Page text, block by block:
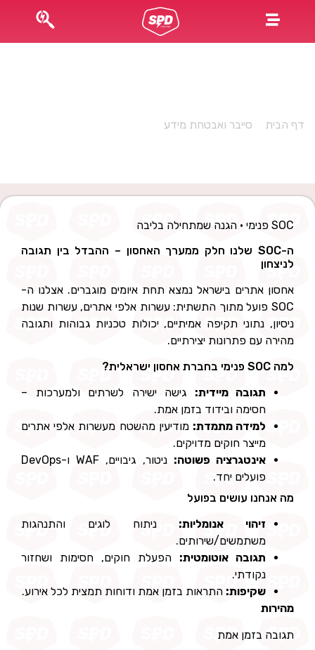
דף הבית
סייבר ואבטחת מידע
SOC פנימי • הגנה שמתחילה בליבה
ה-SOC שלנו חלק ממערך האחסון – ההבדל בין תגובה
לניצחון
אחסון אתרים בישראל נמצא תחת איומים מוגברים. אצלנו ה-
SOC פועל מתוך התשתית: עשרות אלפי אתרים, עשרות שנות
ניסיון, נתוני תקיפה אמיתיים, יכולות טכניות גבוהות ותגובה
מהירה עם פתרונות יצירתיים.
למה SOC פנימי בחברת אחסון ישראלית?
תגובה מיידית: גישה ישירה לשרתים ולמערכות –
חסימה ובידוד בזמן אמת.
למידה מתמדת: מודיעין מהשטח מעשרות אלפי אתרים
מייצר חוקים מדויקים.
אינטגרציה פשוטה:
ניטור, גיבויים, WAF ו-DevOps
פועלים יחד.
מה אנחנו עושים בפועל
זיהוי אנומליות: ניתוח לוגים והתנהגות
משתמשים/שירותים.
תגובה אוטומטית: הפעלת חוקים, חסימות ושחזור
נקודתי.
שקיפות: התראות בזמן אמת ודוחות תמצית לכל אירוע.
מהירות
תגובה בזמן אמת